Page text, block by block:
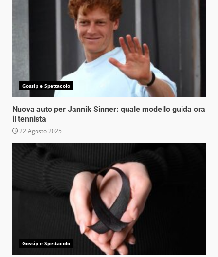
Gossip e Spettacolo
Nuova auto per Jannik Sinner: quale modello guida ora
il tennista
22 Agosto 2025
Gossip e Spettacolo